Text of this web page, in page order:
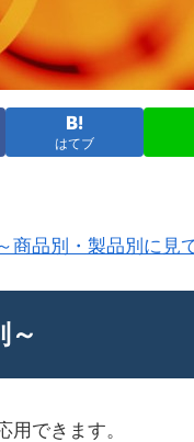
はてブ
商品別・製品別に見
～
できます。